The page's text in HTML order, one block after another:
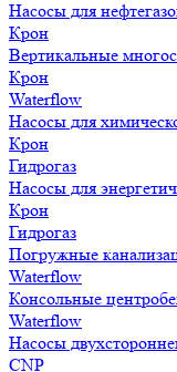
Насосы для
Крон
Вертикальные
Крон
Waterflow
Насосы для
Крон
Гидрогаз
Насосы для
Крон
Гидрогаз
Погружные
Waterflow
Консольные
Waterflow
Насосы
CNP